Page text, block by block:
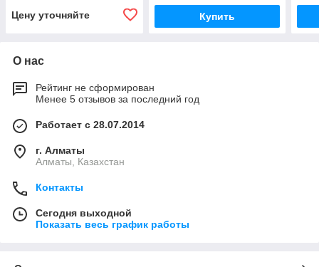
Цену уточняйте Купить
О нас
Рейтинг не сформирован
Менее 5 отзывов за последний год
Работает с 28.07.2014
г. Алматы
Алматы, Казахстан
Контакты
Сегодня выходной
Показать весь график работы